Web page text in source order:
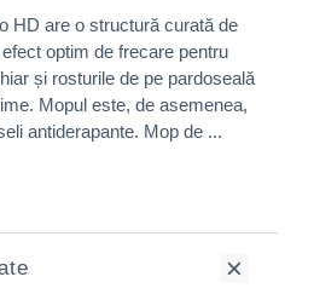
HD are o structură curată de
optim de frecare pentru
și rosturile de pe pardoseală
Mopul este, de asemenea,
antiderapante. Mop de ...